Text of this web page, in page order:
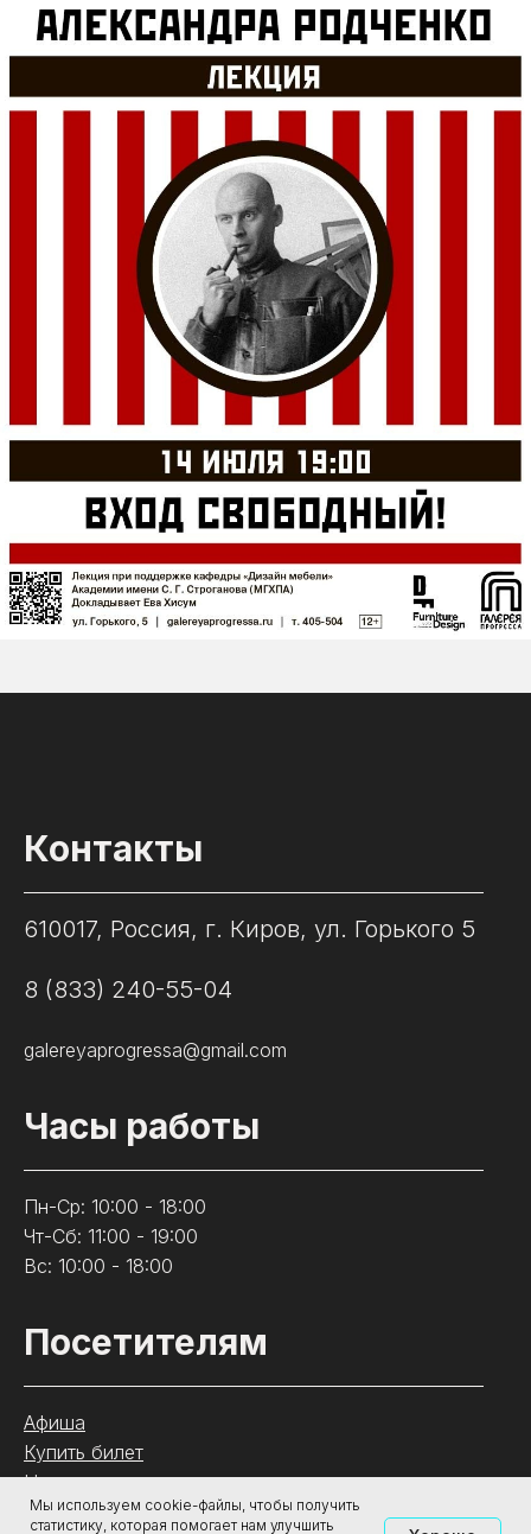
Мы используем cookie-файлы, чтобы получить
статистику, которая помогает нам улучшить
Контакты
610017, Россия, г. Киров, ул. Горького 5
8 (833) 240-55-04
galereyaprogressa@gmail.com
Часы работы
Пн-Ср: 10:00 - 18:00
Чт-Сб: 11:00 - 19:00
Вс: 10:00 - 18:00
Посетителям
Афиша
Купить билет
Новости
Изостудия